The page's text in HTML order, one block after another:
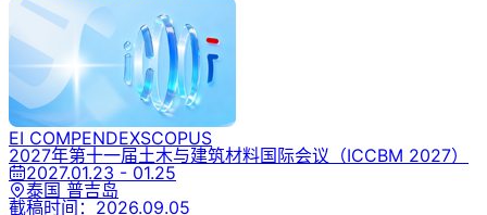
EI COMPENDEXSCOPUS
2027年第十一届土木与建筑材料国际会议 （ICCBM 2027）
2027.01.23 - 01.25
泰国 普吉岛
截稿时间： 2026.09.05